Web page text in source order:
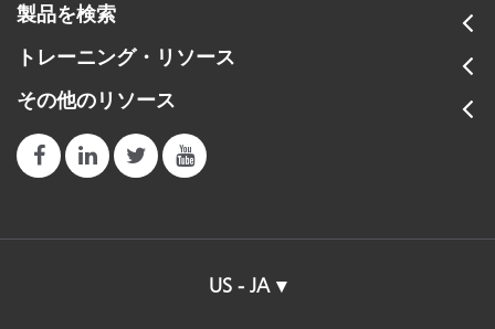
製品を検索
トレーニング・リソース
その他のリソース
US - JA